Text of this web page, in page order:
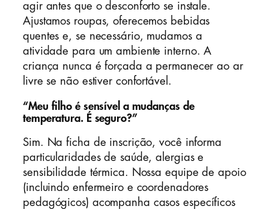
agir antes que o desconforto se instale.
Ajustamos roupas, oferecemos bebidas
quentes e, se necessário, mudamos a
atividade para um ambiente interno. A
criança nunca é forçada a permanecer ao ar
livre se não estiver confortável.
“Meu filho é sensível a mudanças de
temperatura. É seguro?”
Sim. Na ficha de inscrição, você informa
particularidades de saúde, alergias e
sensibilidade térmica. Nossa equipe de apoio
(incluindo enfermeiro e coordenadores
pedagógicos) acompanha casos específicos